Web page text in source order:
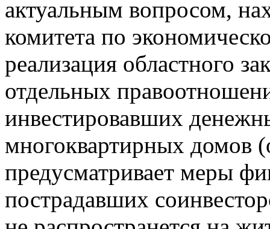
актуальным вопросом,
комитета по
реализация областного
отдельных
инвестировавших
многоквартирных домов
предусматривает меры
пострадавших